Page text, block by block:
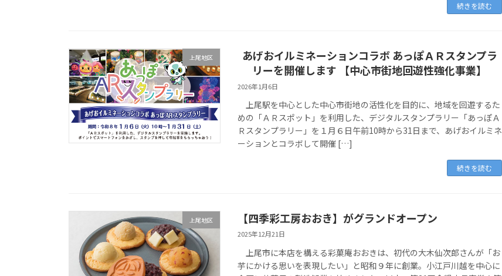
続きを読む
上尾地区
あげおイルミネーションコラボ あっぽＡＲスタンプラ
リーを開催します 【中心市街地回遊性強化事業】
2026年1月6日
上尾駅を中心とした中心市街地の活性化を目的に、地域を回遊するた
めの「ＡＲスポット」を利用した、デジタルスタンプラリー「あっぽＡ
Ｒスタンプラリー」を１月６日午前10時から31日まで、あげおイルミネ
ーションとコラボして開催 […]
続きを読む
上尾地区 【四季彩工房おおき】がグランドオープン
2025年12月21日
上尾市に本店を構える彩菓庵おおきは、初代の大木仙次郎さんが「お
芋にかける思いを表現したい」と昭和９年に創業。小江戸川越を中心に